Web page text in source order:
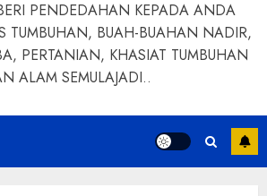
PENDEDAHAN KEPADA ANDA
TUMBUHAN, BUAH-BUAHAN NADIR,
PERTANIAN, KHASIAT TUMBUHAN
ALAM SEMULAJADI..